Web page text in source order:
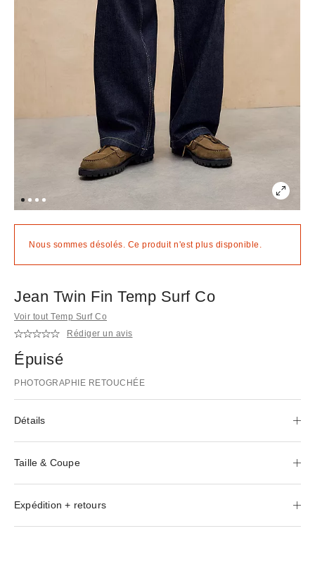
Nous sommes désolés. Ce produit n'est plus disponible.
Jean Twin Fin Temp Surf Co
Voir tout Temp Surf Co
Rédiger un avis
Épuisé
PHOTOGRAPHIE RETOUCHÉE
Détails
Taille & Coupe
Expédition + retours